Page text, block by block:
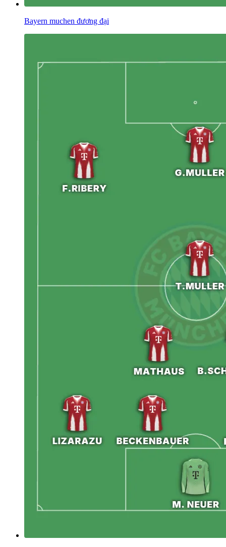
Bayern muchen đương đại